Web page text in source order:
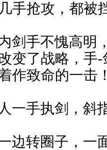
手抢攻，都被
剑手不愧高明
变了战略，手
作致命的一击
一手执剑，斜
边转圈子，一